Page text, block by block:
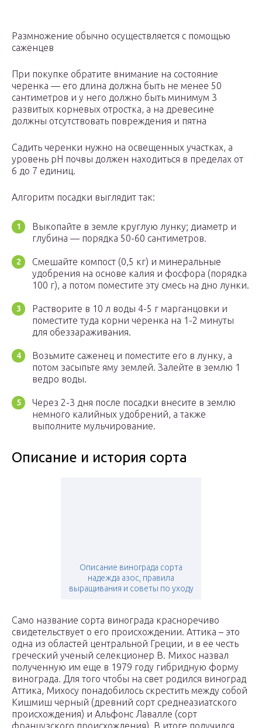
Размножение обычно осуществляется с помощью
саженцев
При покупке обратите внимание на состояние
черенка — его длина должна быть не менее 50
сантиметров и у него должно быть минимум 3
развитых корневых отростка, а на древесине
должны отсутствовать повреждения и пятна
Садить черенки нужно на освещенных участках, а
уровень pH почвы должен находиться в пределах от
6 до 7 единиц.
Алгоритм посадки выглядит так:
Выкопайте в земле круглую лунку; диаметр и
глубина — порядка 50-60 сантиметров.
Смешайте компост (0,5 кг) и минеральные
удобрения на основе калия и фосфора (порядка
100 г), а потом поместите эту смесь на дно лунки.
Растворите в 10 л воды 4-5 г марганцовки и
поместите туда корни черенка на 1-2 минуты
для обеззараживания.
Возьмите саженец и поместите его в лунку, а
потом засыпьте яму землей. Залейте в землю 1
ведро воды.
Через 2-3 дня после посадки внесите в землю
немного калийных удобрений, а также
выполните мульчирование.
Описание и история сорта
Описание винограда сорта
надежда азос, правила
выращивания и советы по уходу
Само название сорта винограда красноречиво
свидетельствует о его происхождении. Аттика – это
одна из областей центральной Греции, и в ее честь
греческий ученый селекционер В. Михос назвал
полученную им еще в 1979 году гибридную форму
винограда. Для того чтобы на свет родился виноград
Аттика, Михосу понадобилось скрестить между собой
Кишмиш черный (древний сорт среднеазиатского
происхождения) и Альфонс Лавалле (сорт
французского происхождения). В итоге получился